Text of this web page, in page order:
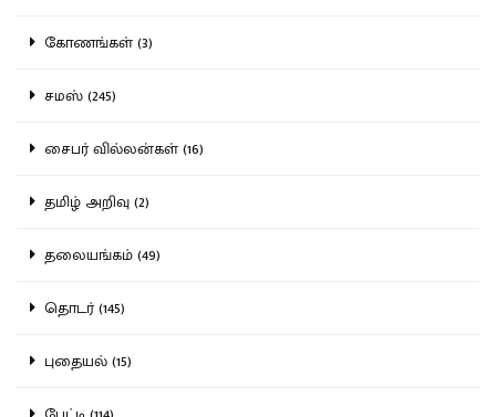
கோணங்கள் (3)
சமஸ் (245)
சைபர் வில்லன்கள் (16)
தமிழ் அறிவு (2)
தலையங்கம் (49)
தொடர் (145)
புதையல் (15)